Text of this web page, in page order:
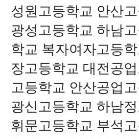
성원고등학교 안산
광성고등학교 하남
학교 복자여자고등
장고등학교 대전공
고등학교 안산공업
광신고등학교 하남
휘문고등학교 부석